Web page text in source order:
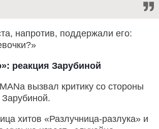
напротив, поддержали его:
реакция Зарубиной
вызвал критику со стороны
хитов «Разлучница-разлука» и